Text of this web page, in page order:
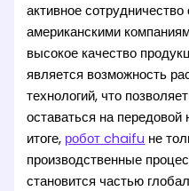
активное
американскими
высокое качество
является возможность
технологий, что
оставаться на
итоге, робот chaifu не
производственные
становится частью